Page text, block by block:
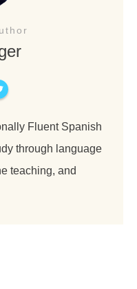
Fluent Spanish
through language
teaching, and